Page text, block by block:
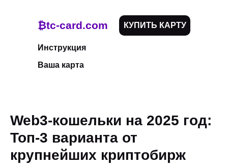
Инструкция
Ваша карта
КУПИТЬ КАРТУ
₿tc-card.com
Web3-кошельки на 2025 год:
Топ-3 варианта от
крупнейших криптобирж